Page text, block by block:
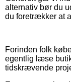
alternativ bør du
du foretrækker at
Forinden folk
egentlig læse
tidskrævende